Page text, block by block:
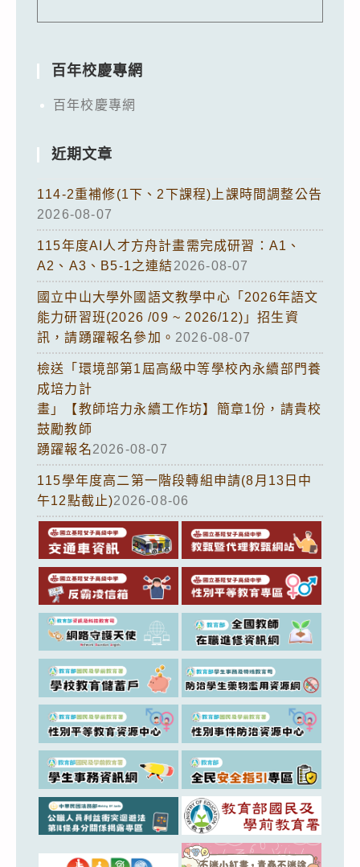
百年校慶專網
百年校慶專網
近期文章
114-2重補修(1下、2下課程)上課時間調整公告
2026-08-07
115年度AI人才方舟計畫需完成研習：A1、
A2、A3、B5-1之連結2026-08-07
國立中山大學外國語文教學中心「2026年語文
能力研習班(2026 /09 ~ 2026/12)」招生資
訊，請踴躍報名參加。 2026-08-07
檢送「環境部第1屆高級中等學校內永續部門養
成培力計
畫」【教師培力永續工作坊】簡章1份，請貴校
鼓勵教師
踴躍報名2026-08-07
115學年度高二第一階段轉組申請(8月13日中
午12點截止)2026-08-06